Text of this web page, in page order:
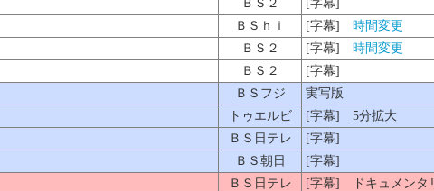
ＢＳ２
[字幕]
ＢＳｈｉ [字幕] 時間変更
ＢＳ２ [字幕] 時間変更
ＢＳ２
[字幕]
ＢＳフジ
実写版
トゥエルビ
[字幕] 5分拡大
ＢＳ日テレ
[字幕]
ＢＳ朝日
[字幕]
ＢＳ日テレ
[字幕] ドキュメンタ